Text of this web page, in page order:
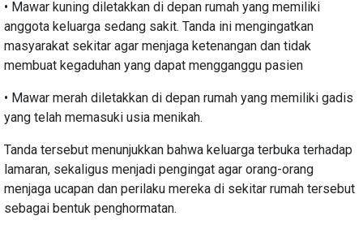
• Mawar kuning diletakkan di depan rumah yang memiliki
anggota keluarga sedang sakit. Tanda ini mengingatkan
masyarakat sekitar agar menjaga ketenangan dan tidak
membuat kegaduhan yang dapat mengganggu pasien
• Mawar merah diletakkan di depan rumah yang memiliki gadis
yang telah memasuki usia menikah.
Tanda tersebut menunjukkan bahwa keluarga terbuka terhadap
lamaran, sekaligus menjadi pengingat agar orang-orang
menjaga ucapan dan perilaku mereka di sekitar rumah tersebut
sebagai bentuk penghormatan.